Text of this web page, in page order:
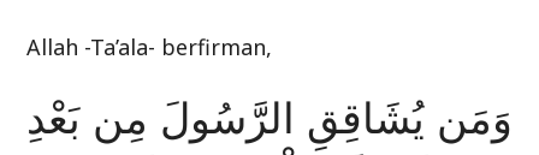
Allah -Ta’ala- berfirman,
وَمَن يُشَاقِقِ الرَّسُولَ مِن بَعْدِ